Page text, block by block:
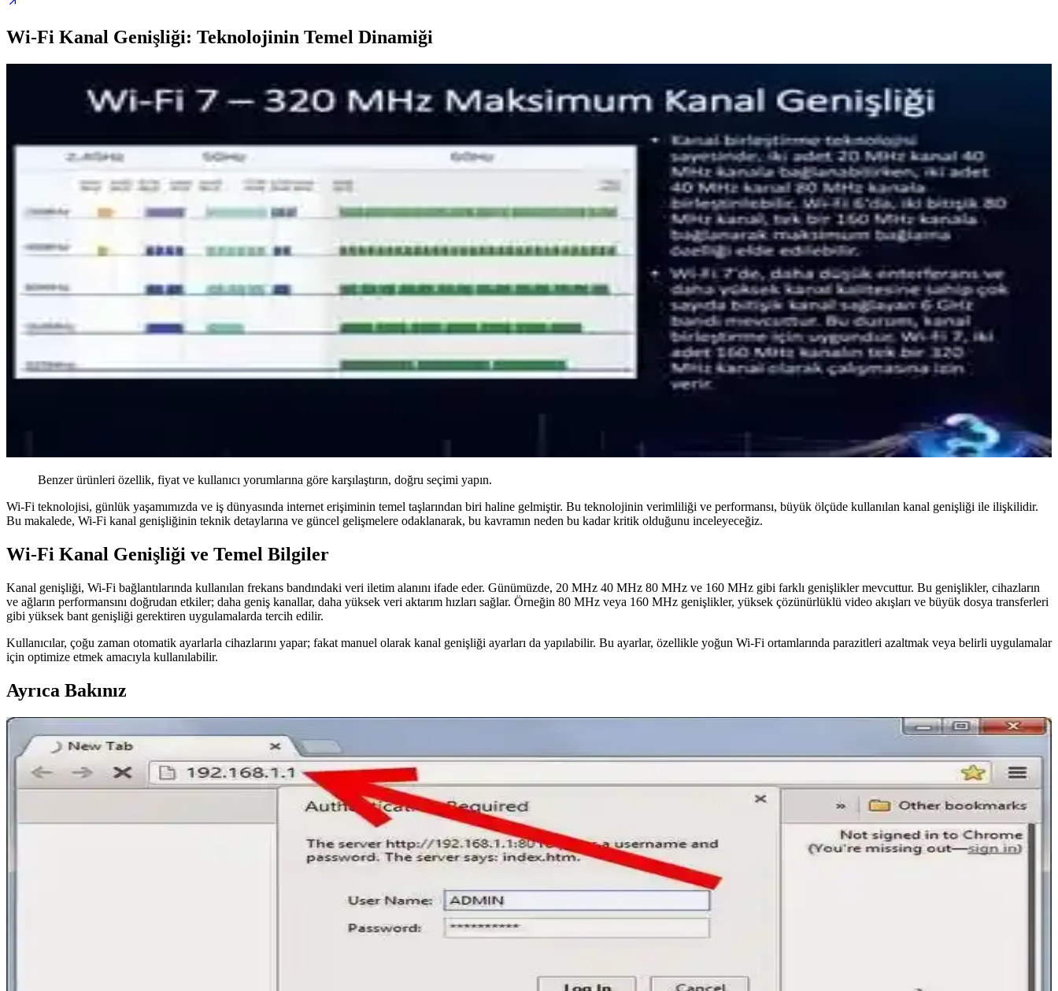
Wi-Fi Kanal Genişliği: Teknolojinin Temel Dinamiği
Benzer ürünleri özellik, fiyat ve kullanıcı yorumlarına göre karşılaştırın, doğru seçimi yapın.
Wi-Fi teknolojisi, günlük yaşamımızda ve iş dünyasında internet erişiminin temel taşlarından biri haline gelmiştir. Bu teknolojinin verimliliği ve performansı, büyük ölçüde kullanılan kanal genişliği ile ilişkilidir.
Bu makalede, Wi-Fi kanal genişliğinin teknik detaylarına ve güncel gelişmelere odaklanarak, bu kavramın neden bu kadar kritik olduğunu inceleyeceğiz.
Wi-Fi Kanal Genişliği ve Temel Bilgiler
Kanal genişliği, Wi-Fi bağlantılarında kullanılan frekans bandındaki veri iletim alanını ifade eder. Günümüzde, 20 MHz 40 MHz 80 MHz ve 160 MHz gibi farklı genişlikler mevcuttur. Bu genişlikler, cihazların
ve ağların performansını doğrudan etkiler; daha geniş kanallar, daha yüksek veri aktarım hızları sağlar. Örneğin 80 MHz veya 160 MHz genişlikler, yüksek çözünürlüklü video akışları ve büyük dosya transferleri
gibi yüksek bant genişliği gerektiren uygulamalarda tercih edilir.
Kullanıcılar, çoğu zaman otomatik ayarlarla cihazlarını yapar; fakat manuel olarak kanal genişliği ayarları da yapılabilir. Bu ayarlar, özellikle yoğun Wi-Fi ortamlarında parazitleri azaltmak veya belirli uygulamalar
için optimize etmek amacıyla kullanılabilir.
Ayrıca Bakınız
TP-Link RE705X Wi-Fi 6 Menzil Genişletici İnceleme ve Kullanıcı Yorumları
TP-Link RE705X Wi-Fi 6 menzil genişletici, yüksek hız ve kolay kurulum özellikleriyle ev ve ofislerde stabil internet sunar, kullanıcı deneyimleri ve avantajlarıyla öne çıkar.
Wi-Fi Kanal Seçimi ve Bağlantı Kalitesini Artırma Yöntemleri
Wi-Fi kanal seçimi, bağlantı kalitenizi doğrudan etkiler. En iyi kanalı belirlemek için analiz araçları ve teknolojik gelişmelerden faydalanın, stabil ve hızlı internet için düzenli kontrol şarttır.
Telefonu PC'ye Bağlayarak İnternet Erişimini Sağlama Yöntemleri ve Adımları
Telefonu PC'ye bağlayarak internet paylaşımı yapmanın çeşitli yöntemleri ve adımları detaylı şekilde anlatılıyor. Güvenlik ve performans ipuçlarıyla stabil bağlantı sağlayın.
Wi-Fi Engelleme Teknikleri ve Yasal Çerçevesi Hakkında Bilgilendirici Rehber